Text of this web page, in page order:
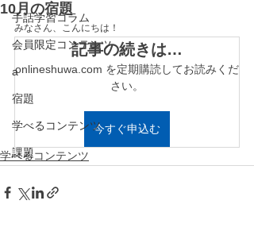
手話学習コラム
会員限定コンテンツ
a
宿題
学べるコンテンツ
課題
10月の宿題
みなさん、こんにちは！
記事の続きは…
onlineshuwa.com を定期購読してお読みくだ
さい。
今すぐ申込む
学べるコンテンツ